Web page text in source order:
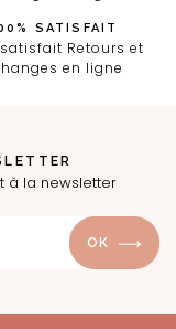
SATISFAIT
satisfait Retours et
en ligne
à la newsletter
OK